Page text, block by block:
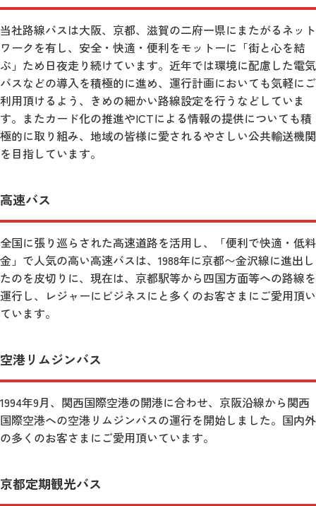
当社路線バスは大阪、京都、滋賀の二府一県にまたがるネット
ワークを有し、安全・快適・便利をモットーに「街と心を結
ぶ」ため日夜走り続けています。近年では環境に配慮した電気
バスなどの導入を積極的に進め、運行計画においても気軽にご
利用頂けるよう、きめの細かい路線設定を行うなどしていま
す。またカード化の推進やICTによる情報の提供についても積
極的に取り組み、地域の皆様に愛されるやさしい公共輸送機関
を目指しています。
高速バス
全国に張り巡らされた高速道路を活用し、「便利で快適・低料
金」で人気の高い高速バスは、1988年に京都〜金沢線に進出し
たのを皮切りに、現在は、京都駅等から四国方面等への路線を
運行し、レジャーにビジネスにと多くのお客さまにご愛用頂い
ています。
空港リムジンバス
1994年9月、関西国際空港の開港に合わせ、京阪沿線から関西
国際空港への空港リムジンバスの運行を開始しました。国内外
の多くのお客さまにご愛用頂いています。
京都定期観光バス